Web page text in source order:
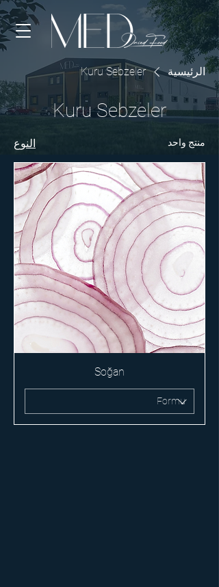
الرئيسية Kuru Sebzeler
Kuru Sebzeler
منتج واحد النوع
Soğan